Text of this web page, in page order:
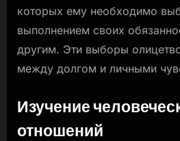
которых ему необходимо
выполнением своих
другим. Эти выборы
между долгом и личными
Изучение
отношений